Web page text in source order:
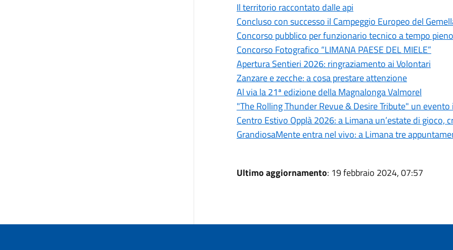
Il territorio raccontato dalle api
Concluso con successo il Campeggio Europeo del
Concorso pubblico per funzionario tecnico a tempo
Concorso Fotografico “LIMANA PAESE DEL MIELE”
Apertura Sentieri 2026: ringraziamento ai Volontari
Zanzare e zecche: a cosa prestare attenzione
Al via la 21ª edizione della Magnalonga Valmorel
"The Rolling Thunder Revue & Desire Tribute" un
Centro Estivo Opplà 2026: a Limana un’estate di gioco,
GrandiosaMente entra nel vivo: a Limana tre
Ultimo aggiornamento: 19 febbraio 2024, 07:57